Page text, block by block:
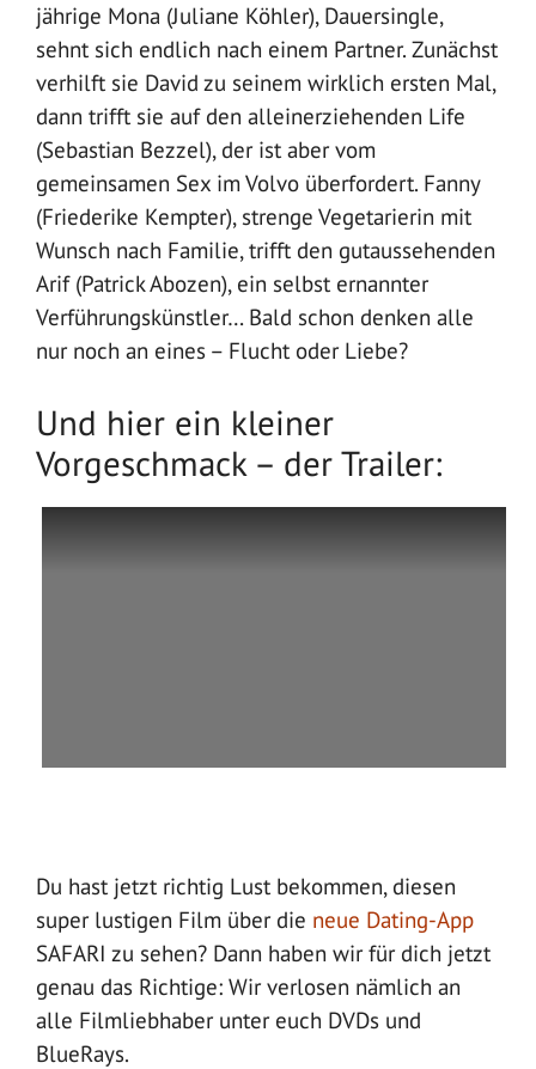
jährige Mona (Juliane Köhler), Dauersingle,
sehnt sich endlich nach einem Partner. Zunächst
verhilft sie David zu seinem wirklich ersten Mal,
dann trifft sie auf den alleinerziehenden Life
(Sebastian Bezzel), der ist aber vom
gemeinsamen Sex im Volvo überfordert. Fanny
(Friederike Kempter), strenge Vegetarierin mit
Wunsch nach Familie, trifft den gutaussehenden
Arif (Patrick Abozen), ein selbst ernannter
Verführungskünstler… Bald schon denken alle
nur noch an eines – Flucht oder Liebe?
Und hier ein kleiner
Vorgeschmack – der Trailer:
Du hast jetzt richtig Lust bekommen, diesen
super lustigen Film über die neue Dating-App
SAFARI zu sehen? Dann haben wir für dich jetzt
genau das Richtige: Wir verlosen nämlich an
alle Filmliebhaber unter euch DVDs und
BlueRays.